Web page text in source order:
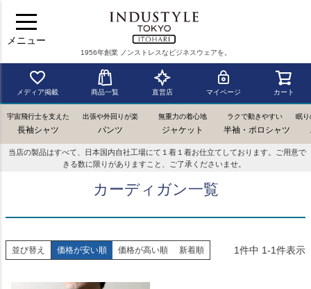
メニュー
1956年創業 ノンストレスなビジネスウェアを。
メディア掲載 商品一覧 直営店 マイページ カート
宇宙飛行士を支えた
長袖シャツ
出張や外回りが楽
パンツ
無重力の着心地
ジャケット
ラクで動きやすい
半袖・ポロシャツ
眠り
当店の製品はすべて、日本国内自社工場にて１着１着お仕立てしております。ご用意で
きる数に限りがありますこと、ご了承くださいませ。
カーディガン一覧
並び替え 価格が安い順 価格が高い順 新着順 1件中 1-1件表示